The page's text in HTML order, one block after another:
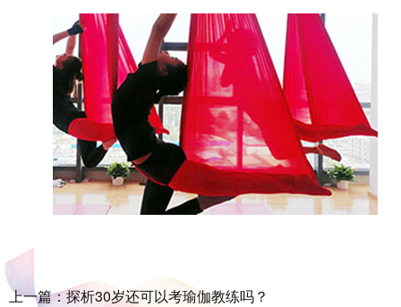
上一篇：探析30岁还可以考瑜伽教练吗？